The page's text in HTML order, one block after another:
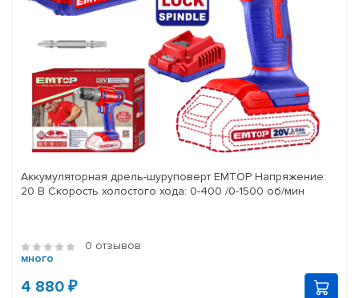
Аккумуляторная дрель-шуруповерт EMTOP Напряжение:
20 В Скорость холостого хода: 0-400 /0-1500 об/мин
0 отзывов
много
4 880 ₽